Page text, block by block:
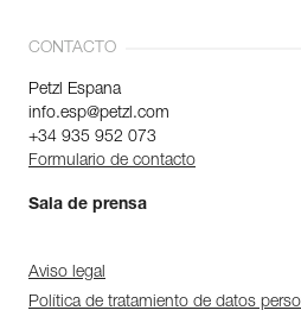
CONTACTO
Petzl Espana
info.esp@petzl.com
+34 935 952 073
Formulario de contacto
Sala de prensa
Aviso legal
Política de tratamiento de datos